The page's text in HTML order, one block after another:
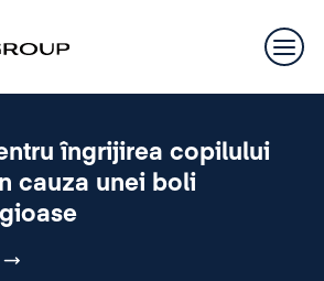
îngrijirea copilului
cauza unei boli